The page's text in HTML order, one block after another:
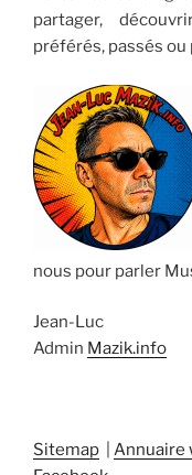
partager,
préférés, passés
nous pour parler
Jean-Luc
Admin Mazik.info
Sitemap Annuaire